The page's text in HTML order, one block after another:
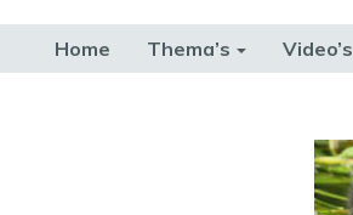
Home Thema’s Video’s